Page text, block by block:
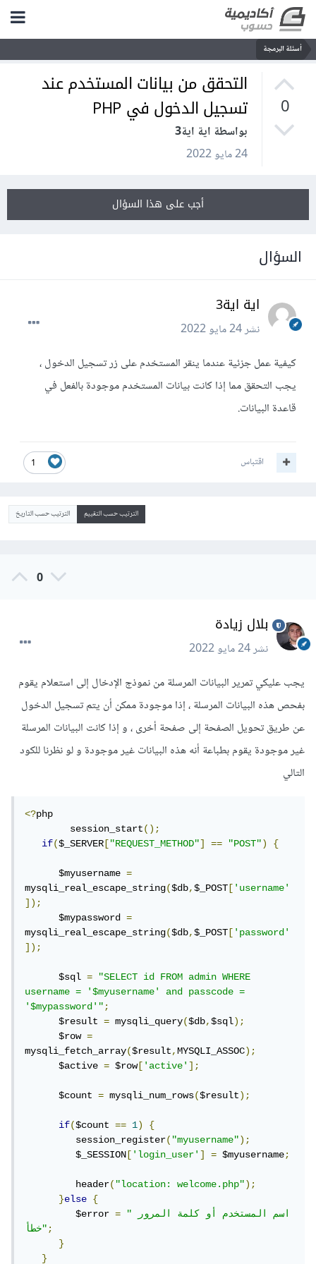
أسئلة البرمجة
0
التحقق من بيانات المستخدم عند
تسجيل الدخول في PHP
بواسطة اية اية3
24 مايو 2022
أجب على هذا السؤال
السؤال
اية اية3
نشر24 مايو 2022
كيفية عمل جزئية عندما ينقر المستخدم على زر تسجيل الدخول ،
يجب التحقق مما إذا كانت بيانات المستخدم موجودة بالفعل في
قاعدة البيانات.
1 اقتباس
الترتيب حسب التقييم الترتيب حسب التاريخ
0
بلال زيادة
نشر24 مايو 2022
يجب عليكي تمرير البيانات المرسلة من نموذج الإدخال إلى استعلام يقوم
بفحص هذه البيانات المرسلة ، إذا موجودة ممكن أن يتم تسجيل الدخول
عن طريق تحويل الصفحة إلى صفحة أخرى ، و إذا كانت البيانات المرسلة
غير موجودة يقوم بطباعة أنه هذه البيانات غير موجودة و لو نظرنا للكود
التالي
<?php
	session_start
();
if($_SERVER ["REQUEST_METHOD"] == "POST") {
      $myusername
=
mysqli_real_escape_string($db,$_POST ['username'
]);
      $mypassword
=
mysqli_real_escape_string($db,$_POST ['password'
]);
      $sql
=
"SELECT id FROM admin WHERE
username = '$myusername' and passcode =
'$mypassword'";
      $result
= mysqli_query($db,$sql);
      $row
=
mysqli_fetch_array($result,MYSQLI_ASSOC);
      $active
= $row['active'];
      $count
= mysqli_num_rows($result);
if($count == 1)
{
         session_register
("myusername");
         $_SESSION
['login_user'] = $myusername;
         header
("location: welcome.php");
}else
{
         $error
=
"اسم المستخدم أو كلمة المرور
خطأ";
}
}